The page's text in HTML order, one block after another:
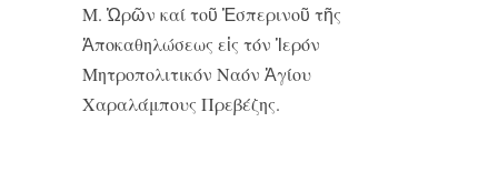
Μ. Ὡρῶν καί τοῦ Ἑσπερινοῦ τῆς
Ἀποκαθηλώσεως εἰς τόν Ἱερόν
Μητροπολιτικόν Ναόν Ἁγίου
Χαραλάμπους Πρεβέζης.